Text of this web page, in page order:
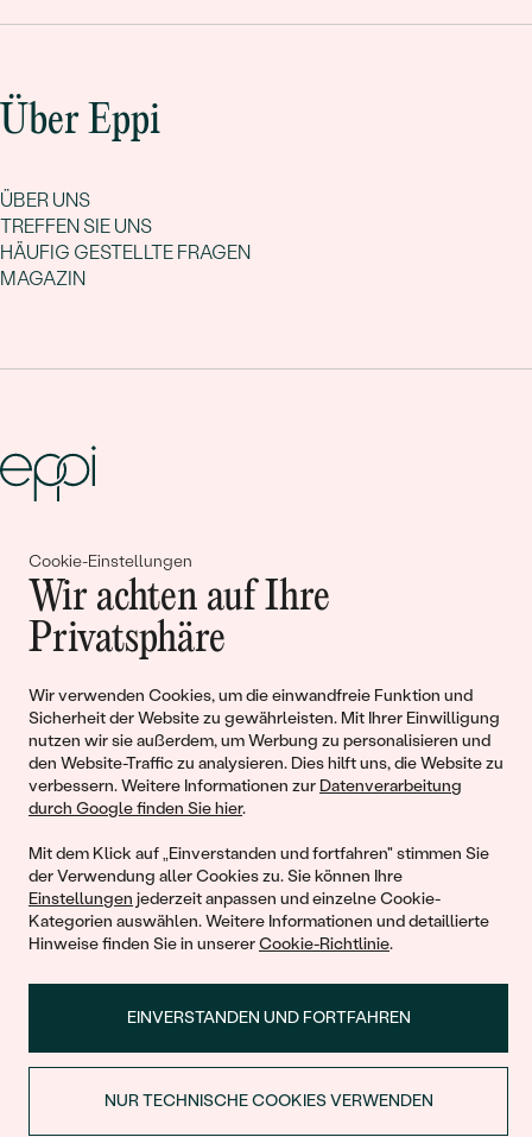
Cookie-Einstellungen
Wir achten auf Ihre
Privatsphäre
Wir verwenden Cookies, um die einwandfreie Funktion und
Sicherheit der Website zu gewährleisten. Mit Ihrer Einwilligung
nutzen wir sie außerdem, um Werbung zu personalisieren und
den Website-Traffic zu analysieren. Dies hilft uns, die Website zu
verbessern. Weitere Informationen zur Datenverarbeitung
durch Google finden Sie hier.
Mit dem Klick auf „Einverstanden und fortfahren" stimmen Sie
der Verwendung aller Cookies zu. Sie können Ihre
Einstellungen jederzeit anpassen und einzelne Cookie-
Kategorien auswählen. Weitere Informationen und detaillierte
Hinweise finden Sie in unsererCookie-Richtlinie.
EINVERSTANDEN UND FORTFAHREN
NUR TECHNISCHE COOKIES VERWENDEN
Über Eppi
ÜBER UNS
TREFFEN SIE UNS
HÄUFIG GESTELLTE FRAGEN
MAGAZIN
Gemeinsam erschaffen wir
Geschichten von Schönheit und
Liebe
Begleiten Sie uns!
© 2011 - 2026, Eppi.de